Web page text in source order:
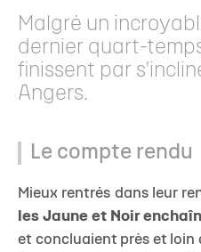
Malgré un
dernier quart-
finissent par
Angers.
Le compte rendu
Mieux rentrés dans leur
les Jaune et Noir
et concluaient près et loin